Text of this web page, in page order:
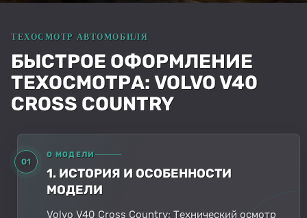
БЫСТРОЕ ОФОРМЛЕНИЕ
ТЕХОСМОТРА: VOLVO V40
CROSS COUNTRY
01
О МОДЕЛИ
1. ИСТОРИЯ И ОСОБЕННОСТИ
МОДЕЛИ
Volvo V40 Cross Country: Технический осмотр